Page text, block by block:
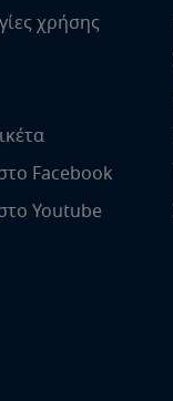
χρήσης
Facebook
Youtube